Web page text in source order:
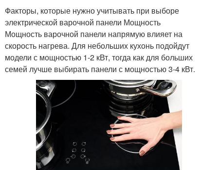
Факторы, которые нужно учитывать при выборе
электрической варочной панели Мощность
Мощность варочной панели напрямую влияет на
скорость нагрева. Для небольших кухонь подойдут
модели с мощностью 1-2 кВт, тогда как для больших
семей лучше выбирать панели с мощностью 3-4 кВт.